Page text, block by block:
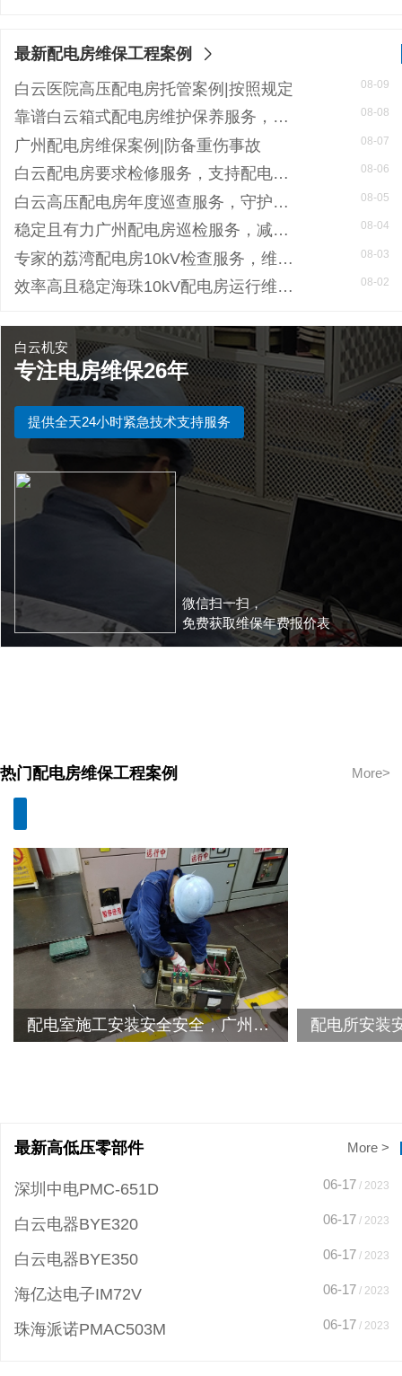
最新配电房维保工程案例
白云医院高压配电房托管案例|按照规定
08-09
靠谱白云箱式配电房维护保养服务，阻止潜在风险 08-08
广州配电房维保案例|防备重伤事故 08-07
白云配电房要求检修服务，支持配电房稳定 08-06
白云高压配电房年度巡查服务，守护电源系统安全稳定运行 08-05
稳定且有力广州配电房巡检服务，减低缺陷状态发生几率 08-04
专家的荔湾配电房10kV检查服务，维持市场运作 08-03
效率高且稳定海珠10kV配电房运行维护服务，减小问题可能性 08-02
白云机安
专注电房维保26年
提供全天24小时紧急技术支持服务
微信扫一扫，
免费获取维保年费报价表
热门配电房维保工程案例 More>
配电室施工安装安全安全，广州荔湾航空航天工程安全化配电室变压器检修服务案例
最新高低压零部件 More >
深圳中电PMC-651D 06-17 / 2023
白云电器BYE320 06-17 / 2023
白云电器BYE350 06-17 / 2023
海亿达电子IM72V 06-17 / 2023
珠海派诺PMAC503M 06-17 / 2023